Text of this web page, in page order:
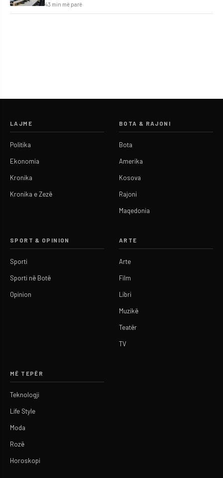
43 min më parë
LAJME
Politika
Ekonomia
Kronika
Kronika e Zezë
BOTA & RAJONI
Bota
Amerika
Kosova
Rajoni
Maqedonia
SPORT & OPINION
Sporti
Sporti në Botë
Opinion
ARTE
Arte
Film
Libri
Muzikë
Teatër
TV
MË TEPËR
Teknologji
Life Style
Moda
Rozë
Horoskopi